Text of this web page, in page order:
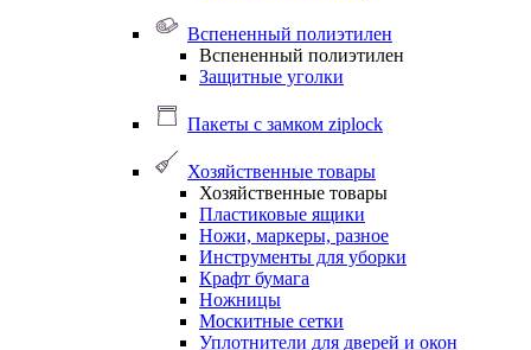
Вспененный полиэтилен
Вспененный полиэтилен
Защитные уголки
Пакеты с замком ziplock
Хозяйственные товары
Хозяйственные товары
Пластиковые ящики
Ножи, маркеры, разное
Инструменты для уборки
Крафт бумага
Ножницы
Москитные сетки
Уплотнители для дверей и окон